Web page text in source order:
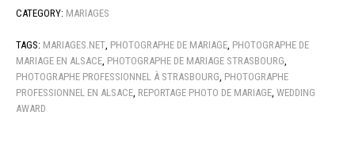
CATEGORY: MARIAGES
TAGS: MARIAGES.NET, PHOTOGRAPHE DE MARIAGE, PHOTOGRAPHE DE
MARIAGE EN ALSACE, PHOTOGRAPHE DE MARIAGE STRASBOURG,
PHOTOGRAPHE PROFESSIONNEL À STRASBOURG, PHOTOGRAPHE
PROFESSIONNEL EN ALSACE, REPORTAGE PHOTO DE MARIAGE, WEDDING
AWARD